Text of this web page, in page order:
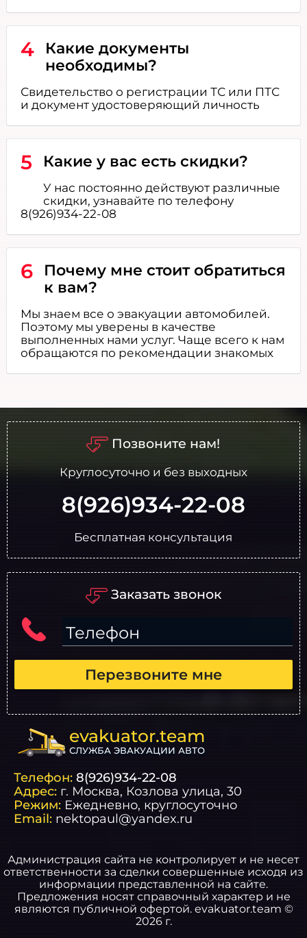
4
Какие документы
необходимы?
Свидетельство о регистрации ТС или ПТС
и документ удостоверяющий личность
5 Какие у вас есть скидки?
У нас постоянно действуют различные
скидки, узнавайте по телефону
8(926)934-22-08
6
Почему мне стоит обратиться
к вам?
Мы знаем все о эвакуации автомобилей.
Поэтому мы уверены в качестве
выполненных нами услуг. Чаще всего к нам
обращаются по рекомендации знакомых
Позвоните нам!
Круглосуточно и без выходных
8(926)934-22-08
Бесплатная консультация
Заказать звонок
Телефон
Перезвоните мне
evakuator.team
СЛУЖБА ЭВАКУАЦИИ АВТО
Телефон: 8(926)934-22-08
Адрес: г. Москва, Козлова улица, 30
Режим: Ежедневно, круглосуточно
Email: nektopaul@yandex.ru
Администрация сайта не контролирует и не несет
ответственности за сделки совершенные исходя из
информации представленной на сайте.
Предложения носят справочный характер и не
являются публичной офертой. evakuator.team ©
2026 г.